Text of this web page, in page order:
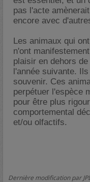
pas l'acte
encore avec
Les animaux qui
n'ont
plaisir en dehors
l'année suivante.
souvenir. Ces
perpétuer l'espèce
pour être plus
comportemental
et/ou olfactifs.
Dernière modification par